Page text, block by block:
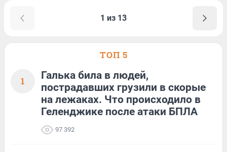
1 из 13
ТОП 5
1
Галька била в людей,
пострадавших грузили в скорые
на лежаках. Что происходило в
Геленджике после атаки БПЛА
97 392